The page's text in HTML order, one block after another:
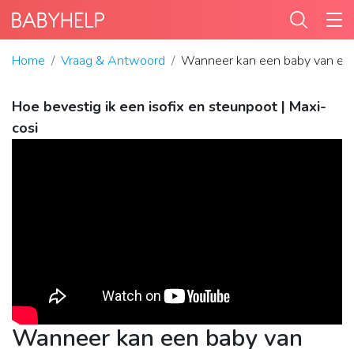
Home Vraag & Antwoord Wanneer kan een baby van
Hoe bevestig ik een isofix en steunpoot | Maxi-
cosi
Wanneer kan een baby van